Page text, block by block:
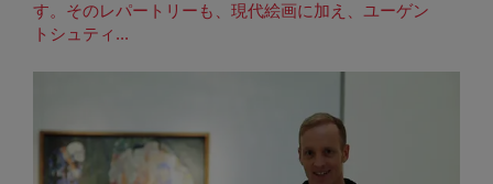
す。そのレパートリーも、現代絵画に加え、ユーゲン
トシュティ...